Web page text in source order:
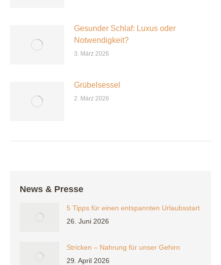
Gesunder Schlaf: Luxus oder
Notwendigkeit?
3. März 2026
Grübelsessel
2. März 2026
News & Presse
5 Tipps für einen entspannten Urlaubsstart
26. Juni 2026
Stricken – Nahrung für unser Gehirn
29. April 2026